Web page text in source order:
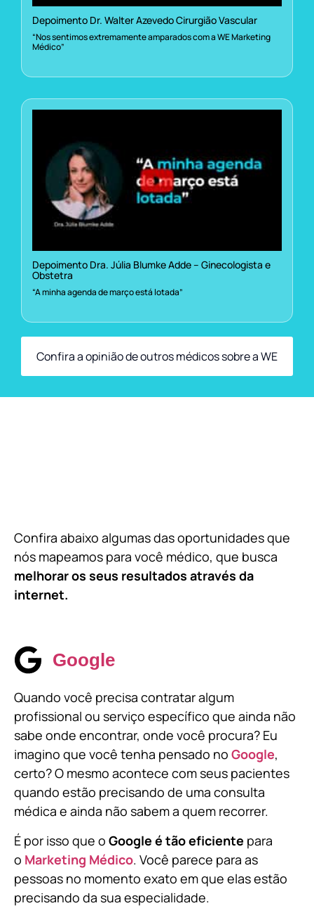
Depoimento Dr. Walter Azevedo Cirurgião Vascular
“Nos sentimos extremamente amparados com a WE Marketing
Médico”
Depoimento Dra. Júlia Blumke Adde – Ginecologista e
Obstetra
“A minha agenda de março está lotada”
Confira a opinião de outros médicos sobre a WE
Confira abaixo algumas das oportunidades que
nós mapeamos para você médico, que busca
melhorar os seus resultados através da
internet.
Google
Quando você precisa contratar algum
profissional ou serviço específico que ainda não
sabe onde encontrar, onde você procura? Eu
imagino que você tenha pensado no Google,
certo? O mesmo acontece com seus pacientes
quando estão precisando de uma consulta
médica e ainda não sabem a quem recorrer.
É por isso que o Google é tão eficiente para
o Marketing Médico. Você parece para as
pessoas no momento exato em que elas estão
precisando da sua especialidade.